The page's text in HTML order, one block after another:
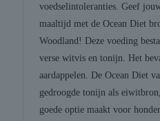
voedselintoleranties. Geef
maaltijd met de Ocean Diet
Woodland! Deze voeding
verse witvis en tonijn. Het
aardappelen. De Ocean Diet
gedroogde tonijn als
goede optie maakt voor